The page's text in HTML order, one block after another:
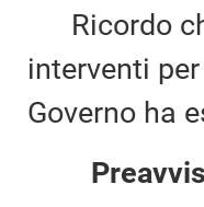
Ricordo
interventi
Governo ha